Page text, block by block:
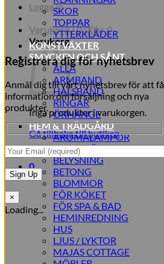
Registrera dig för nyhetsbrev
Anmäl dig till vårt nyhetsbrev för att få
information om försäljning och nya
produkter.
×
Loading...
Logga in
Varukorg /0,00kr 0
Varukorg
Inga produkter i varukorgen.
Gå tillbaka till butiken
0
SKOR
TOPPAR
YTTERKLÄDER
KONSTVÄXTER
SMYCKEN OCH SÅNT
ALLA
ARMBAND
HALSBAND
RINGAR
ÖRHÄNGE
HEM & TRÄDGÅRD
AROMALAMPOR
TILLBEHÖR
BELYSNING
BETONG
BLOMMOR
FÖR KÖKET
FÖR SPA & BAD
HEMINREDNING
HUS
LJUS / LYKTOR
MAJAS COTTAGE